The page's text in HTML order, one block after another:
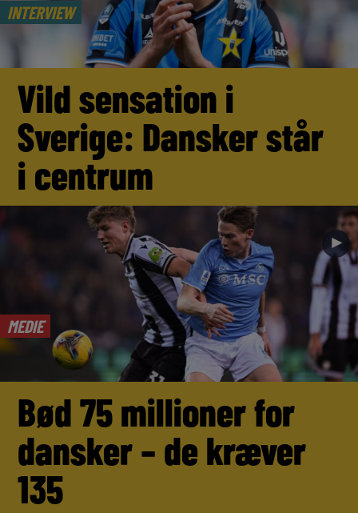
INTERVIEW
Vild sensation i
Sverige: Dansker står
i centrum
MEDIE
►
Bød 75 millioner for
dansker – de kræver
135